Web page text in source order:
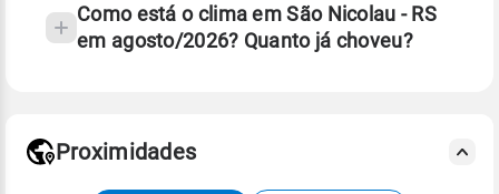
Como está o clima em São Nicolau - RS
em agosto/2026? Quanto já choveu?
Proximidades